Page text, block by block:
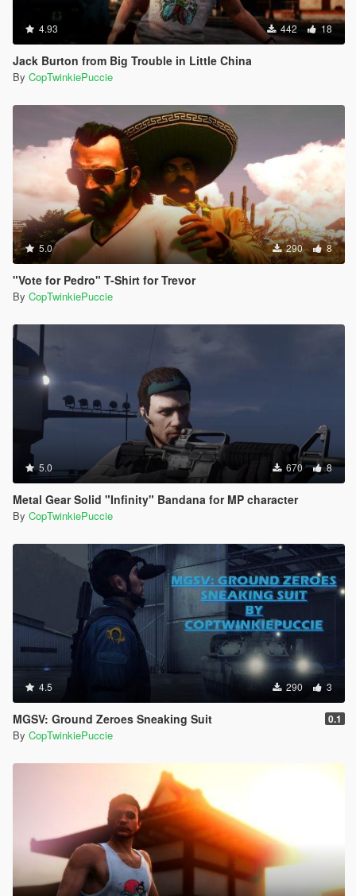
4.93 442 18
Jack Burton from Big Trouble in Little China
By CopTwinkiePuccie
5.0 290 8
"Vote for Pedro" T-Shirt for Trevor
By CopTwinkiePuccie
5.0 670 8
Metal Gear Solid "Infinity" Bandana for MP character
By CopTwinkiePuccie
4.5 290 3
MGSV: Ground Zeroes Sneaking Suit 0.1
By CopTwinkiePuccie